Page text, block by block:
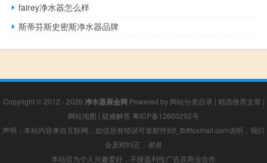
fairey净水器怎么样
斯蒂芬斯史密斯净水器品牌
Copyright © 2012 - 2026 净水器展会网 Powered by 网站分类目录 | 精选推荐文章 |
网站地图 | 疑难解答 粤ICP备12600292号
声明：本站内容来自互联网，如信息有错误可发邮件到f_fb#foxmail.com说明，我们
会及时纠正，谢谢
本站仅为个人兴趣爱好，不接盈利性广告及商业合作